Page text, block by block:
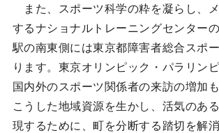
また、スポーツ科学の粋を凝らし、
するナショナルトレーニングセンターの
駅の南東側には東京都障害者総合スポ
ります。東京オリンピック・パラリン
国内外のスポーツ関係者の来訪の増加
こうした地域資源を生かし、活気のあ
現するために、町を分断する踏切を解